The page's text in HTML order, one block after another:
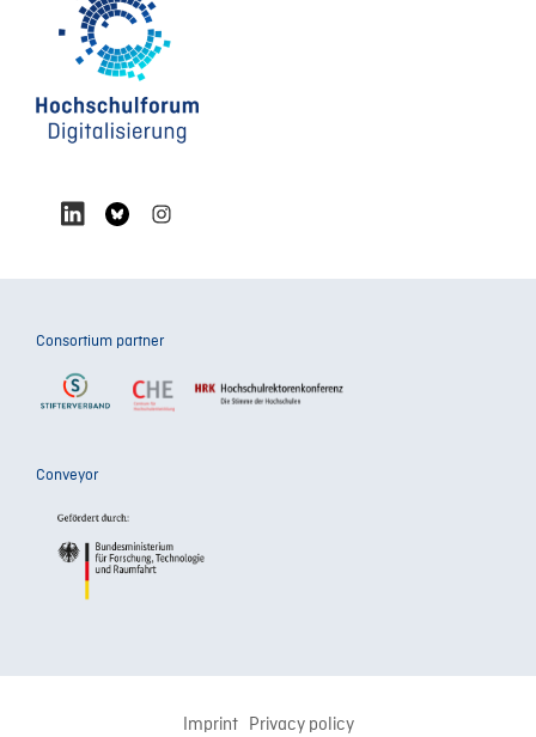
Consortium partner
Conveyor
Imprint Privacy policy